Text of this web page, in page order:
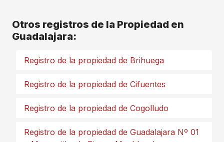
Otros registros de la Propiedad en
Guadalajara:
Registro de la propiedad de Brihuega
Registro de la propiedad de Cifuentes
Registro de la propiedad de Cogolludo
Registro de la propiedad de Guadalajara Nº 01